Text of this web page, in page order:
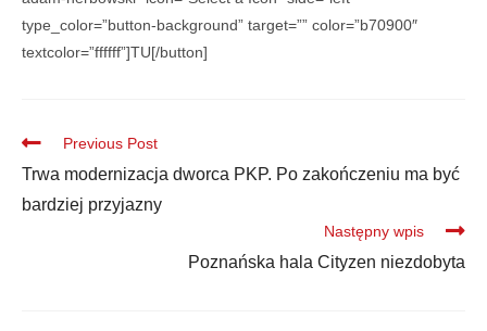
type_color=”button-background” target=”” color=”b70900″
textcolor=”ffffff”]TU[/button]
Previous Post
Trwa modernizacja dworca PKP. Po zakończeniu ma być
bardziej przyjazny
Następny wpis
Poznańska hala Cityzen niezdobyta